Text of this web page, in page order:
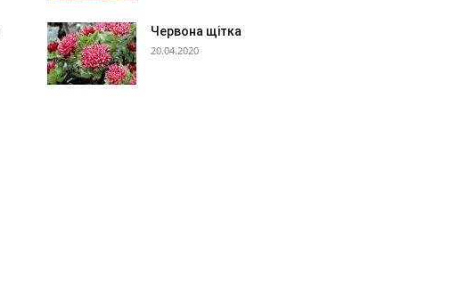
Червона щітка
20.04.2020